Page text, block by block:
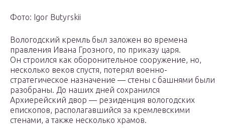
Фото: Igor Butyrskii
Вологодский кремль был заложен во времена
правления Ивана Грозного, по приказу царя.
Он строился как оборонительное сооружение, но,
несколько веков спустя, потерял военно-
стратегическое назначение — стены с башнями были
разобраны. До наших дней сохранился
Архиерейский двор — резиденция вологодских
епископов, располагавшийся за кремлевскими
стенами, а также несколько храмов.